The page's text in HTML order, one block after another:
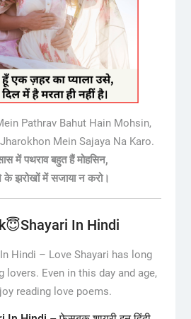
Pathrav Bahut Hain Mohsin,
Mein Sajaya Na Karo.
में पथराव बहुत हैं मोहसिन,
के झरोखों में सजाया न करो।
In Hindi
Hindi – Love Shayari has long
lovers. Even in this day and age,
reading love poems.